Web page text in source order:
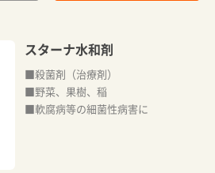
スターナ水和剤
■殺菌剤（治療剤）
■野菜、果樹、稲
■軟腐病等の細菌性病害に